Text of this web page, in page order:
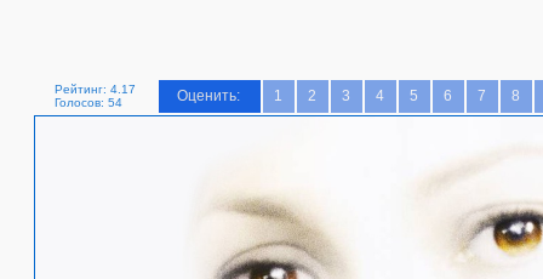
Рейтинг: 4.17
Голосов: 54
Оценить: 1 2 3 4 5 6 7 8